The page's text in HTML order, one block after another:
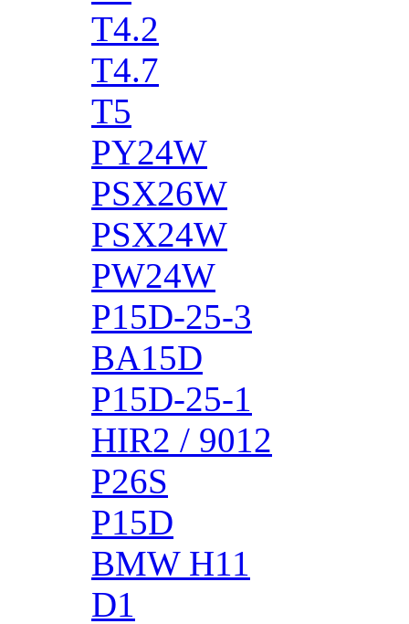
T4.2
T4.7
T5
PY24W
PSX26W
PSX24W
PW24W
P15D-25-3
BA15D
P15D-25-1
HIR2 / 9012
P26S
P15D
BMW H11
D1